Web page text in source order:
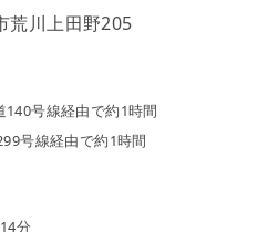
荒川上田野205
140号線経由で約1時間
号線経由で約1時間
分